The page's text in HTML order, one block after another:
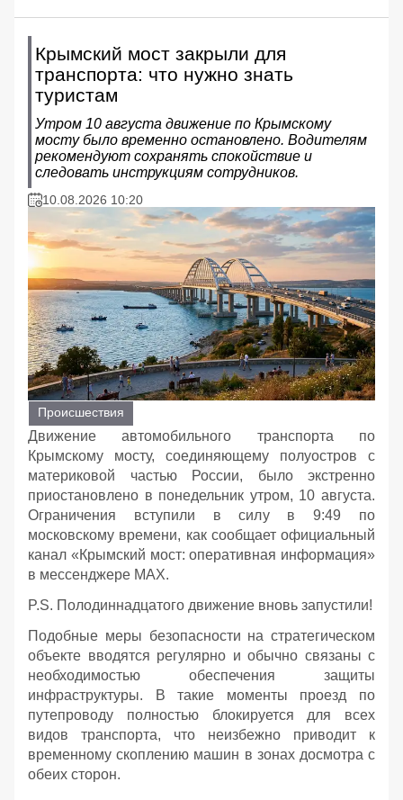
Крымский мост закрыли для
транспорта: что нужно знать
туристам
Утром 10 августа движение по Крымскому
мосту было временно остановлено. Водителям
рекомендуют сохранять спокойствие и
следовать инструкциям сотрудников.
10.08.2026 10:20
Происшествия
Движение автомобильного транспорта по
Крымскому мосту, соединяющему полуостров с
материковой частью России, было экстренно
приостановлено в понедельник утром, 10 августа.
Ограничения вступили в силу в 9:49 по
московскому времени, как сообщает официальный
канал «Крымский мост: оперативная информация»
в мессенджере MAX.
P.S. Полодиннадцатого движение вновь запустили!
Подобные меры безопасности на стратегическом
объекте вводятся регулярно и обычно связаны с
необходимостью обеспечения защиты
инфраструктуры. В такие моменты проезд по
путепроводу полностью блокируется для всех
видов транспорта, что неизбежно приводит к
временному скоплению машин в зонах досмотра с
обеих сторон.